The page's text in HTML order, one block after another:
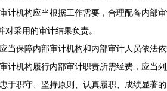
机构应当根据工作需要，合理配备内部审
对采用的审计结果负责。
保障内部审计机构和内部审计人员依法依
机构履行内部审计职责所需经费，应当列
职守、坚持原则、认真履职、成绩显著的